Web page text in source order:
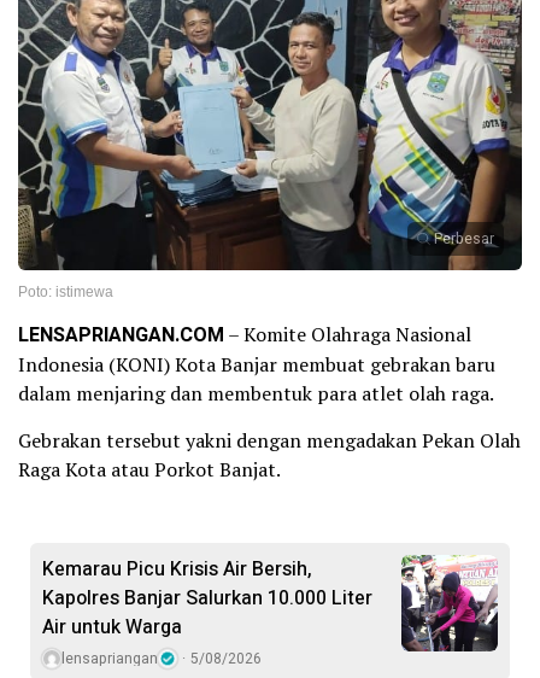
Perbesar
Poto: istimewa
LENSAPRIANGAN.COM – Komite Olahraga Nasional
Indonesia (KONI) Kota Banjar membuat gebrakan baru
dalam menjaring dan membentuk para atlet olah raga.
Gebrakan tersebut yakni dengan mengadakan Pekan Olah
Raga Kota atau Porkot Banjat.
Kemarau Picu Krisis Air Bersih,
Kapolres Banjar Salurkan 10.000 Liter
Air untuk Warga
lensapriangan 5/08/2026